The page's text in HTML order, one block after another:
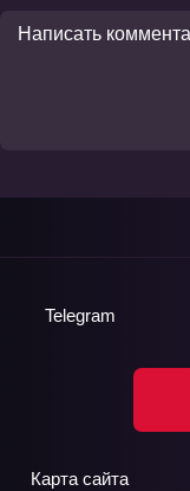
Telegram
Карта сайта